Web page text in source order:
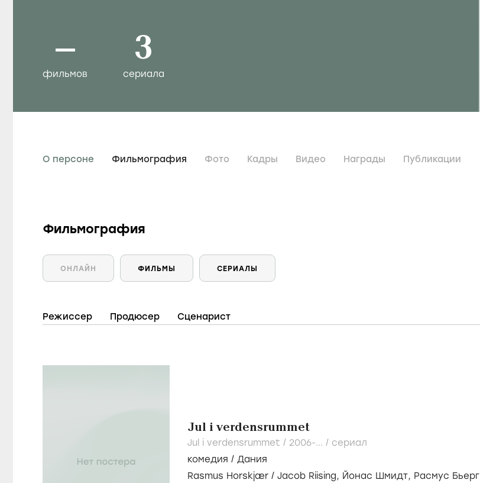
–
фильмов
3
сериала
О персоне Фильмография Фото Кадры Видео Награды Публикации
Фильмография
ОНЛАЙН ФИЛЬМЫ СЕРИАЛЫ
Режиссер Продюсер Сценарист
Jul i verdensrummet
Jul i verdensrummet / 2006-... / сериал
комедия / Дания
Rasmus Horskjær / Jacob Riising, Йонас Шмидт, Расмус Бьерг